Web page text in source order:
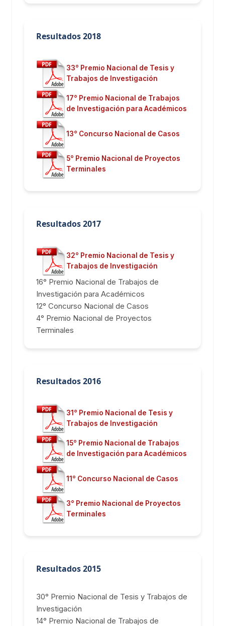
Resultados 2018
33° Premio Nacional de Tesis y
Trabajos de Investigación
17° Premio Nacional de Trabajos
de Investigación para Académicos
13° Concurso Nacional de Casos
5° Premio Nacional de Proyectos
Terminales
Resultados 2017
32° Premio Nacional de Tesis y
Trabajos de Investigación
16° Premio Nacional de Trabajos de
Investigación para Académicos
12° Concurso Nacional de Casos
4° Premio Nacional de Proyectos
Terminales
Resultados 2016
31° Premio Nacional de Tesis y
Trabajos de Investigación
15° Premio Nacional de Trabajos
de Investigación para Académicos
11° Concurso Nacional de Casos
3° Premio Nacional de Proyectos
Terminales
Resultados 2015
30° Premio Nacional de Tesis y Trabajos de
Investigación
14° Premio Nacional de Trabajos de